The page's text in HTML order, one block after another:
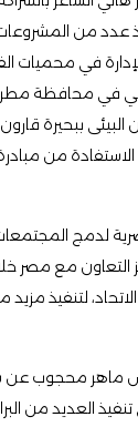
عدد من
في محميات
في محافظة
البيئى ببحيرة
من
لدمج
التعاون مع مصر
لتنفيذ
ماهر محجوب عن
تنفيذ العديد من